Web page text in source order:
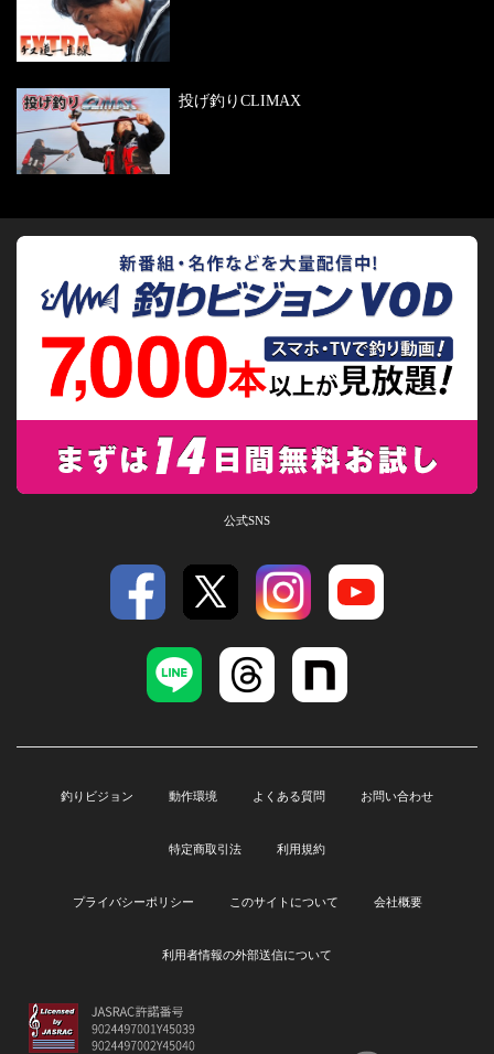
投げ釣りCLIMAX
公式SNS
釣りビジョン 動作環境 よくある質問 お問い合わせ
特定商取引法 利用規約
プライバシーポリシー このサイトについて 会社概要
利用者情報の外部送信について